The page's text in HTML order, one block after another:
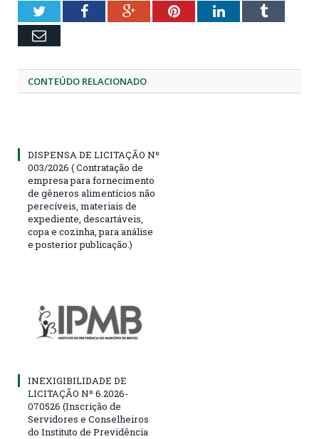
TwitterFacebookGoogle+PinterestLinkedInTumblr
Email
CONTEÚDO RELACIONADO
DISPENSA DE LICITAÇÃO Nº
003/2026 ( Contratação de
empresa para fornecimento
de gêneros alimentícios não
perecíveis, materiais de
expediente, descartáveis,
copa e cozinha, para análise
e posterior publicação.)
INEXIGIBILIDADE DE
LICITAÇÃO Nº 6.2026-
070526 (Inscrição de
Servidores e Conselheiros
do Instituto de Previdência